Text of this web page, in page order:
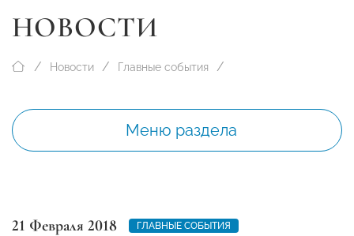
НОВОСТИ
Новости Главные события
Меню раздела
21 Февраля 2018 ГЛАВНЫЕ СОБЫТИЯ